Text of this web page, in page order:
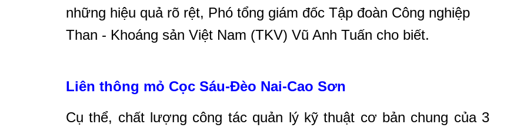
những hiệu quả rõ rệt, Phó tổng giám đốc Tập đoàn Công nghiệp
Than - Khoáng sản Việt Nam (TKV) Vũ Anh Tuấn cho biết.
Liên thông mỏ Cọc Sáu-Đèo Nai-Cao Sơn
Cụ thể, chất lượng công tác quản lý kỹ thuật cơ bản chung của 3